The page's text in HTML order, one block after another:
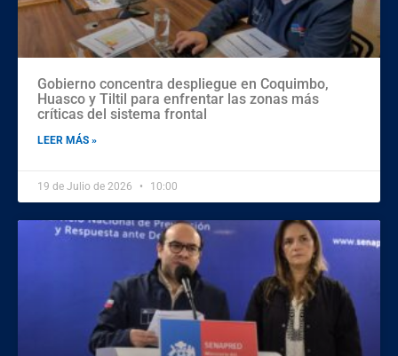
Gobierno concentra despliegue en Coquimbo,
Huasco y Tiltil para enfrentar las zonas más
críticas del sistema frontal
LEER MÁS »
19 de Julio de 2026 10:00